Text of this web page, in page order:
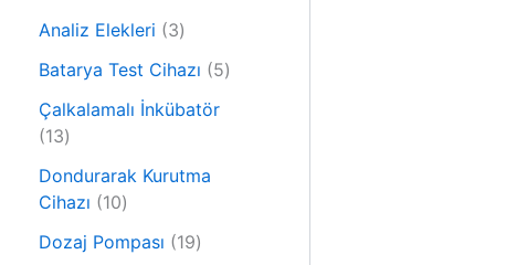
8
ü
ü
Analiz Elekleri 33
r
ü
Batarya Test Cihazı 55
Çalkalamalı İnkübatör
131
ü
r
ü
Dondurarak Kurutma
Cihazı
101
ü
Dozaj Pompası 191